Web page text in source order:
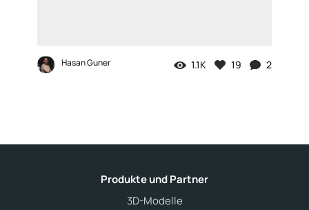
Hasan Guner 1.1K 19 2
Produkte und Partner
3D-Modelle